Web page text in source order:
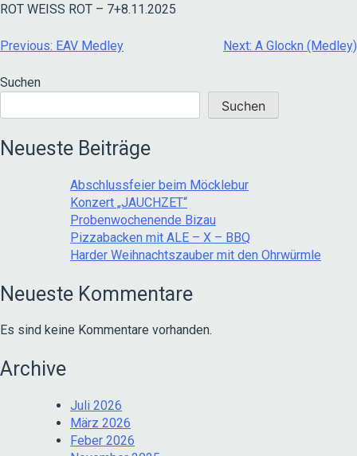
ROT WEISS ROT – 7+8.11.2025
Beitragsnavigation
Previous: EAV Medley Next: A Glockn (Medley)
Suchen
Suchen
Neueste Beiträge
Abschlussfeier beim Möcklebur
Konzert „JAUCHZET“
Probenwochenende Bizau
Pizzabacken mit ALE – X – BBQ
Harder Weihnachtszauber mit den Ohrwürmle
Neueste Kommentare
Es sind keine Kommentare vorhanden.
Archive
Juli 2026
März 2026
Feber 2026